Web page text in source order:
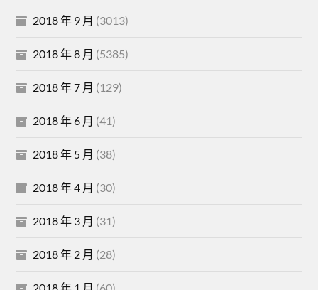
2018 年 9 月 (3013)
2018 年 8 月 (5385)
2018 年 7 月 (129)
2018 年 6 月 (41)
2018 年 5 月 (38)
2018 年 4 月 (30)
2018 年 3 月 (31)
2018 年 2 月 (28)